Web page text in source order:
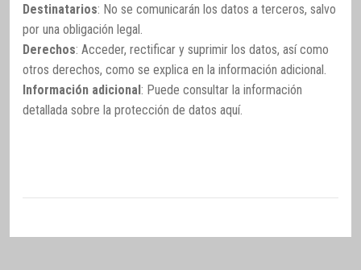
Destinatarios: No se comunicarán los datos a terceros, salvo
por una obligación legal.
Derechos: Acceder, rectificar y suprimir los datos, así como
otros derechos, como se explica en la información adicional.
Información adicional: Puede consultar la información
detallada sobre la protección de datos aquí.